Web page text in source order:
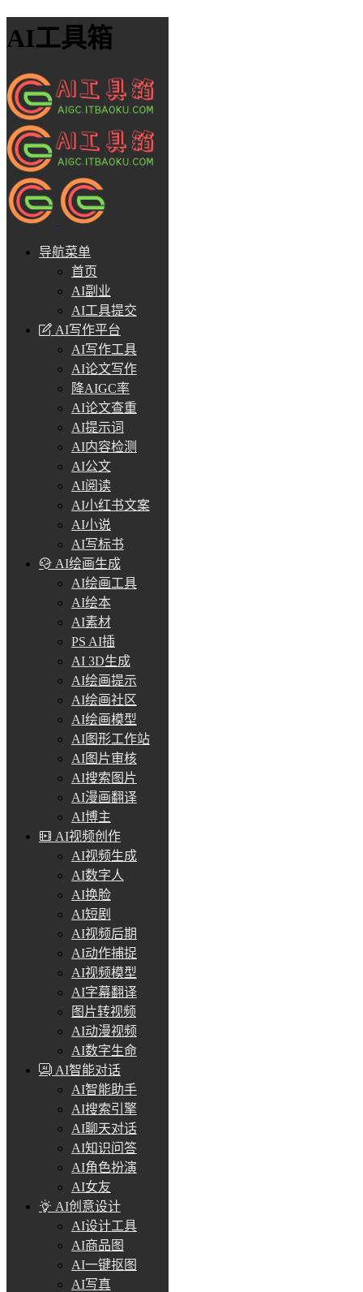
AI工具箱
导航菜单
首页
AI副业
AI工具提交
AI写作平台
AI写作工具
AI论文写作
降AIGC率
AI论文查重
AI提示词
AI内容检测
AI公文
AI阅读
AI小红书文案
AI小说
AI写标书
AI绘画生成
AI绘画工具
AI绘本
AI素材
PS AI插
AI 3D生成
AI绘画提示
AI绘画社区
AI绘画模型
AI图形工作站
AI图片审核
AI搜索图片
AI漫画翻译
AI博主
AI视频创作
AI视频生成
AI数字人
AI换脸
AI短剧
AI视频后期
AI动作捕捉
AI视频模型
AI字幕翻译
图片转视频
AI动漫视频
AI数字生命
AI智能对话
AI智能助手
AI搜索引擎
AI聊天对话
AI知识问答
AI角色扮演
AI女友
AI创意设计
AI设计工具
AI商品图
AI一键抠图
AI写真